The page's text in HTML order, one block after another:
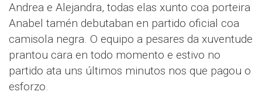
Andrea e Alejandra, todas elas xunto coa porteira
Anabel tamén debutaban en partido oficial coa
camisola negra. O equipo a pesares da xuventude
prantou cara en todo momento e estivo no
partido ata uns últimos minutos nos que pagou o
esforzo.